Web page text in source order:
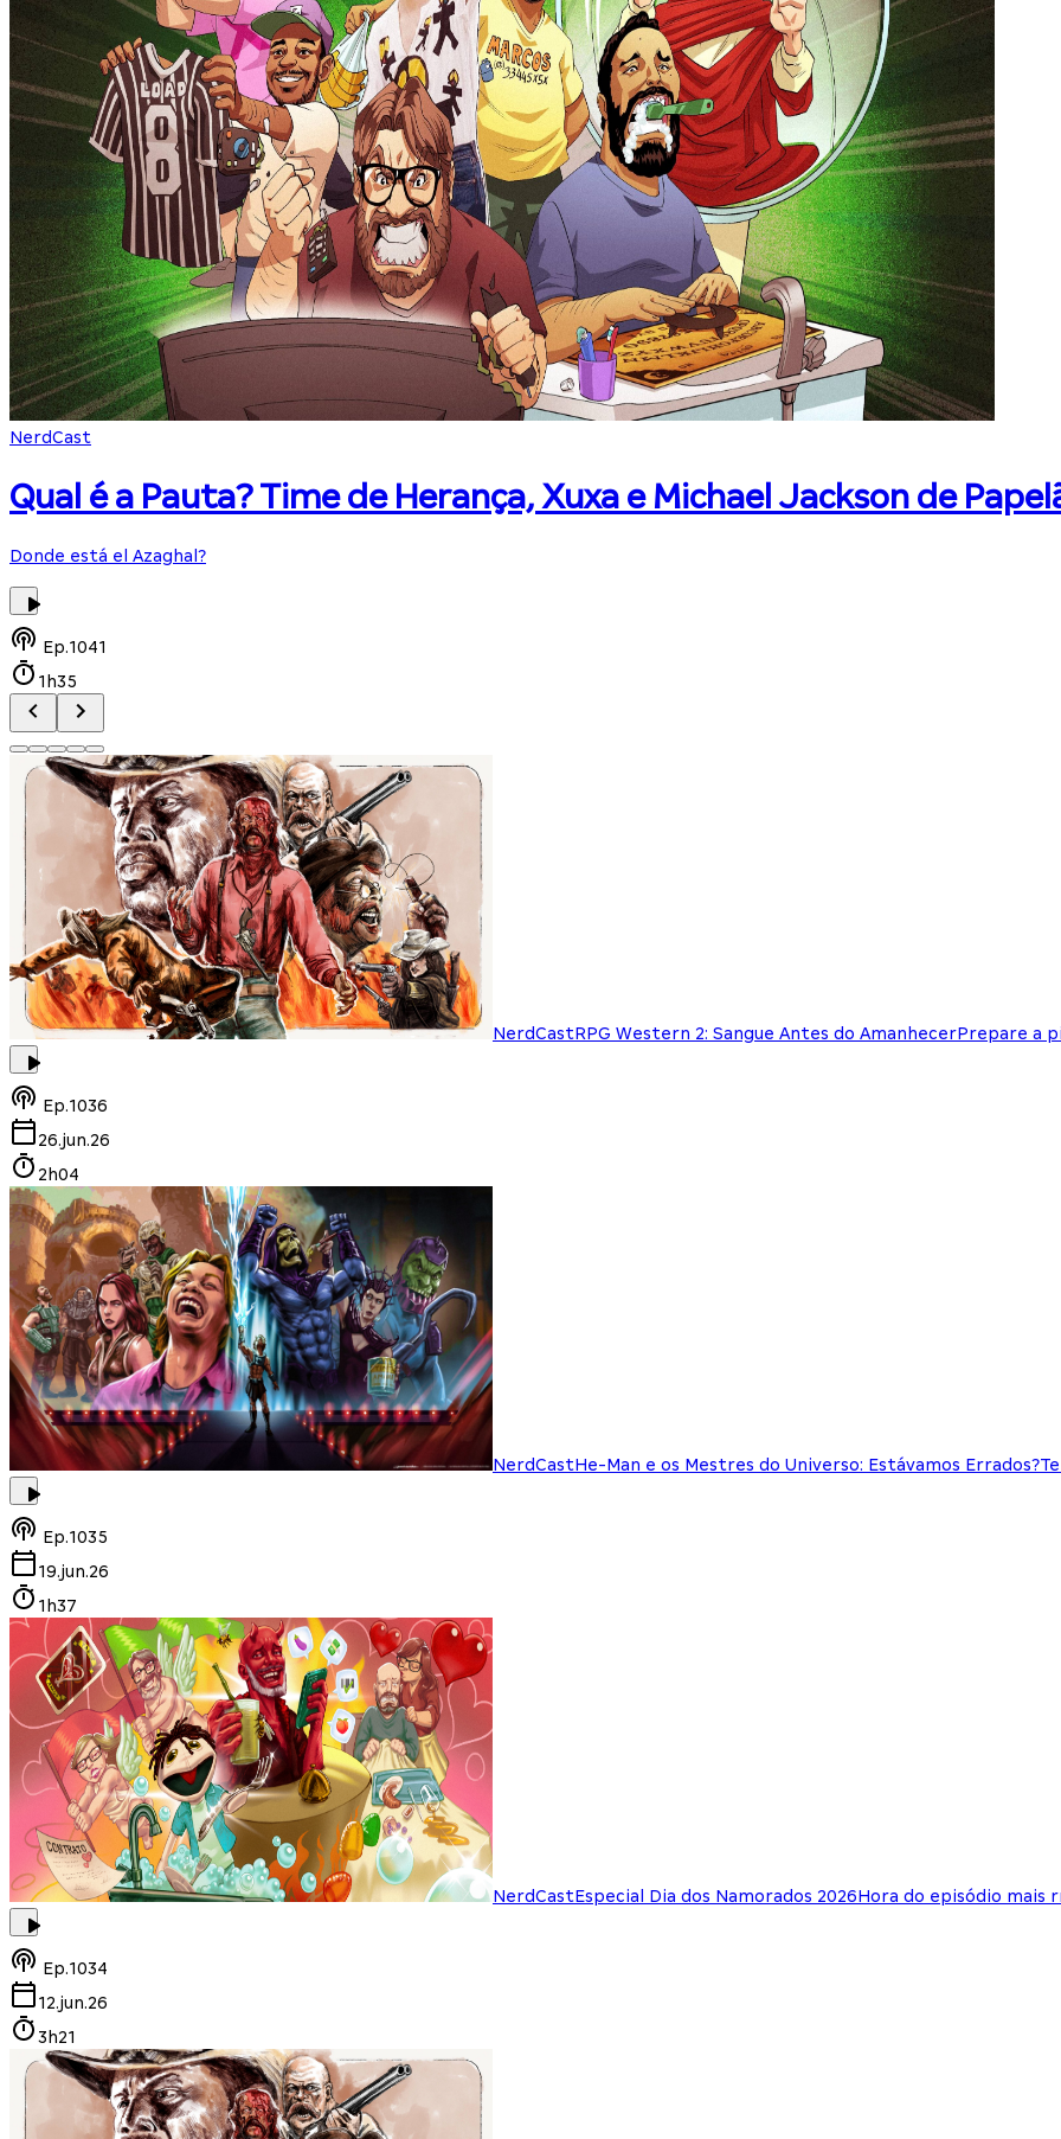
NerdCast
Qual é a Pauta? Time de Herança, Xuxa e Michael Jackson de
Donde está el Azaghal?
Ep.1041
1h35
NerdCastRPG Western 2: Sangue Antes do AmanhecerPrepare a
Ep.1036
26.jun.26
2h04
NerdCastHe-Man e os Mestres do Universo: Estávamos Errados?
Ep.1035
19.jun.26
1h37
NerdCastEspecial Dia dos Namorados 2026Hora do episódio mais
Ep.1034
12.jun.26
3h21